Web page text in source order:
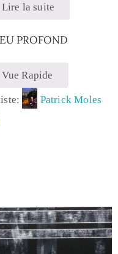
Lire la suite
PROFOND
Vue Rapide
Patrick Moles